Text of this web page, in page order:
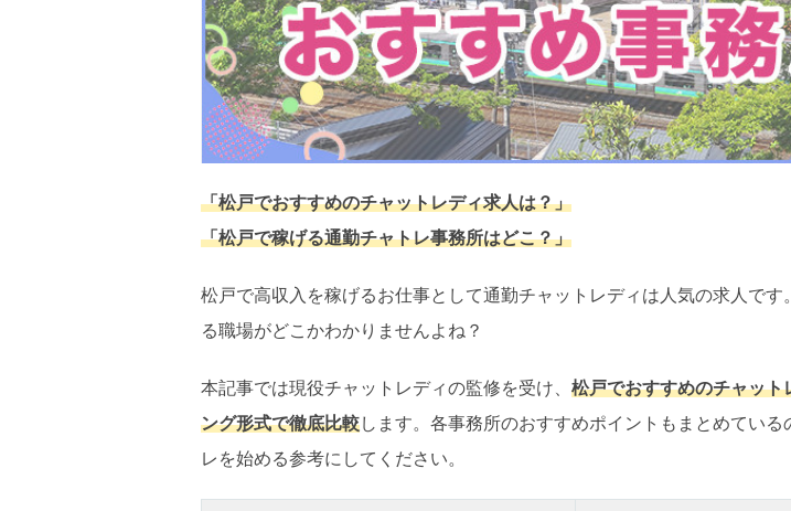
「松戸でおすすめのチャットレディ求人は？」
「松戸で稼げる通勤チャトレ事務所はどこ？」
松戸で高収入を稼げるお仕事として通勤チャットレディは人気の求人です
る職場がどこかわかりませんよね？
本記事では現役チャットレディの監修を受け、 松戸でおすすめのチャット
ング形式で徹底比較します。各事務所のおすすめポイントもまとめている
レを始める参考にしてください。